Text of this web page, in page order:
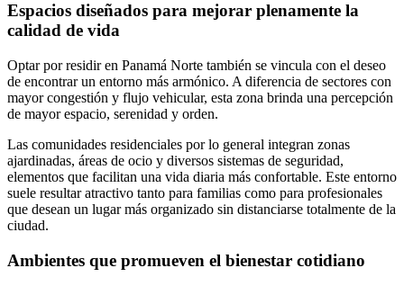
Espacios diseñados para mejorar plenamente la
calidad de vida
Optar por residir en Panamá Norte también se vincula con el deseo
de encontrar un entorno más armónico. A diferencia de sectores con
mayor congestión y flujo vehicular, esta zona brinda una percepción
de mayor espacio, serenidad y orden.
Las comunidades residenciales por lo general integran zonas
ajardinadas, áreas de ocio y diversos sistemas de seguridad,
elementos que facilitan una vida diaria más confortable. Este entorno
suele resultar atractivo tanto para familias como para profesionales
que desean un lugar más organizado sin distanciarse totalmente de la
ciudad.
Ambientes que promueven el bienestar cotidiano